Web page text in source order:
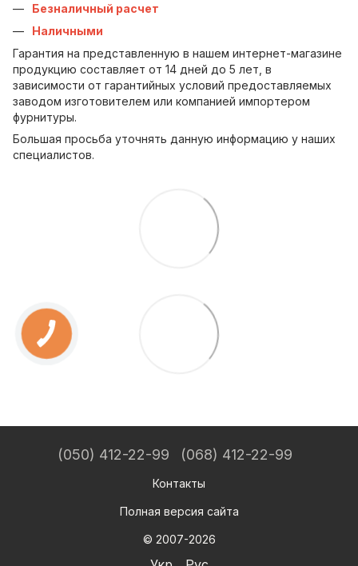
Безналичный расчет
Наличными
Гарантия на представленную в нашем интернет-магазине
продукцию составляет от 14 дней до 5 лет, в
зависимости от гарантийных условий предоставляемых
заводом изготовителем или компанией импортером
фурнитуры.
Большая просьба уточнять данную информацию у наших
специалистов.
(050) 412-22-99 (068) 412-22-99
Контакты
Полная версия сайта
© 2007-2026